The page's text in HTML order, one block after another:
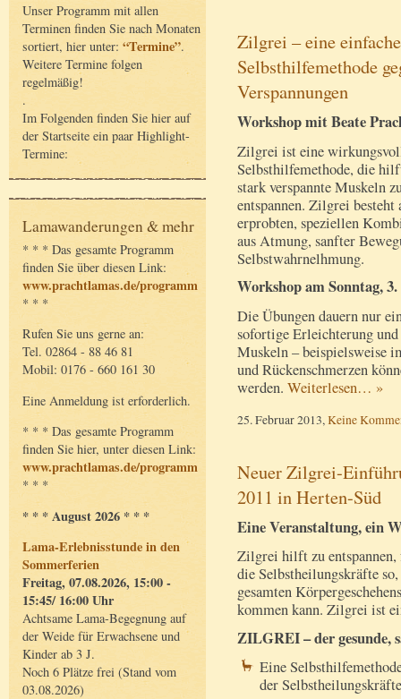
Unser Programm mit allen
Terminen finden Sie nach Monaten
sortiert, hier unter: “Termine”.
Weitere Termine folgen
regelmäßig!
.
Im Folgenden finden Sie hier auf
der Startseite ein paar Highlight-
Termine:
Lamawanderungen & mehr
* * * Das gesamte Programm
finden Sie über diesen Link:
www.prachtlamas.de/programm
* * *
Rufen Sie uns gerne an:
Tel. 02864 - 88 46 81
Mobil: 0176 - 660 161 30
Eine Anmeldung ist erforderlich.
* * * Das gesamte Programm
finden Sie hier, unter diesen Link:
www.prachtlamas.de/programm
* * *
* * * August 2026 * * *
Lama-Erlebnisstunde in den
Sommerferien
Freitag, 07.08.2026, 15:00 -
15:45/ 16:00 Uhr
Achtsame Lama-Begegnung auf
der Weide für Erwachsene und
Kinder ab 3 J.
Noch 6 Plätze frei (Stand vom
03.08.2026)
Zilgrei – eine
Selbsthilfemethode
Verspannungen
Workshop mit Beate
Zilgrei ist eine
Selbsthilfemethode, die
stark verspannte Muskeln
entspannen. Zilgrei besteht
erprobten, speziellen
aus Atmung, sanfter
Selbstwahrnelhmung.
Workshop am Sonntag,
Die Übungen dauern nur
sofortige Erleichterung und
Muskeln – beispielsweise
und Rückenschmerzen
werden. Weiterlesen… »
25. Februar 2013, Keine
Neuer Zilgrei-
2011 in Herten-Süd
Eine Veranstaltung, ein
Zilgrei hilft zu
die Selbstheilungskräfte
gesamten
kommen kann. Zilgrei ist
ZILGREI – der gesunde,
Eine
der Selbstheilungskräfte